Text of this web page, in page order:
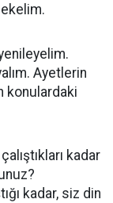
Ayetlerin
konulardaki
kadar
kadar, siz din